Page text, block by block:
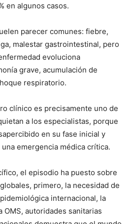
en algunos casos.
parecer comunes: fiebre,
malestar gastrointestinal, pero
evoluciona
grave, acumulación de
respiratorio.
clínico es precisamente uno de
a los especialistas, porque
en su fase inicial y
emergencia médica crítica.
el episodio ha puesto sobre
primero, la necesidad de
internacional, la
OMS, autoridades sanitarias